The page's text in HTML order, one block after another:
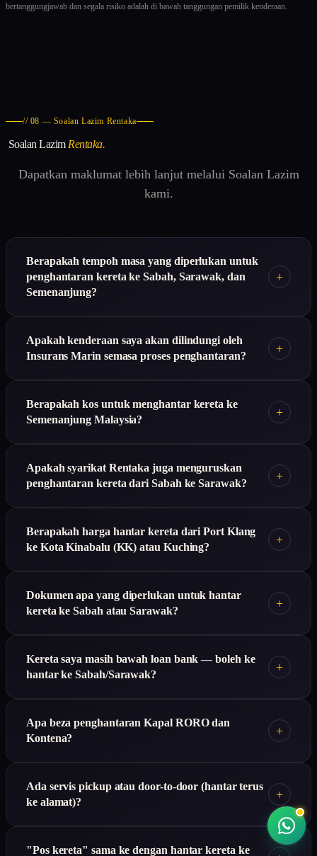
bertanggungjawab dan segala risiko adalah di bawah tanggungan pemilik kenderaan.
// 08 — Soalan Lazim Rentaka
Soalan Lazim Rentaka.
Dapatkan maklumat lebih lanjut melalui Soalan Lazim
kami.
Berapakah tempoh masa yang diperlukan untuk
penghantaran kereta ke Sabah, Sarawak, dan
Semenanjung?
+
Apakah kenderaan saya akan dilindungi oleh
Insurans Marin semasa proses penghantaran?
+
Berapakah kos untuk menghantar kereta ke
Semenanjung Malaysia?
+
Apakah syarikat Rentaka juga menguruskan
penghantaran kereta dari Sabah ke Sarawak?
+
Berapakah harga hantar kereta dari Port Klang
ke Kota Kinabalu (KK) atau Kuching?
+
Dokumen apa yang diperlukan untuk hantar
kereta ke Sabah atau Sarawak?
+
Kereta saya masih bawah loan bank — boleh ke
hantar ke Sabah/Sarawak?
+
Apa beza penghantaran Kapal RORO dan
Kontena?
+
Ada servis pickup atau door-to-door (hantar terus
ke alamat)?
+
"Pos kereta" sama ke dengan hantar kereta ke